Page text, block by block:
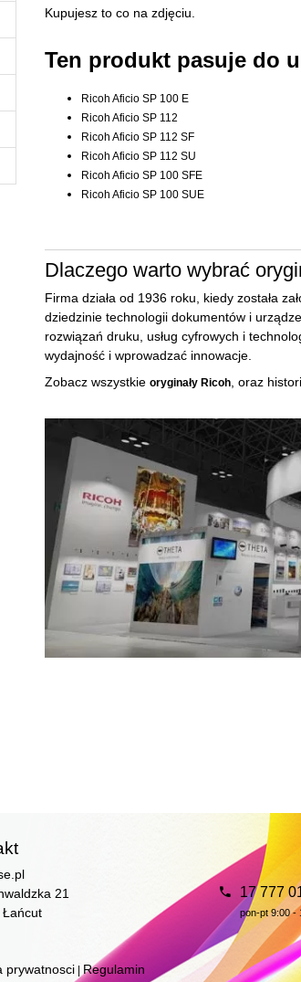
Kupujesz to co na zdjęciu.
Ten produkt pasuje do
Ricoh Aficio SP 100 E
Ricoh Aficio SP 112
Ricoh Aficio SP 112 SF
Ricoh Aficio SP 112 SU
Ricoh Aficio SP 100 SFE
Ricoh Aficio SP 100 SUE
Dlaczego warto wybrać
Firma działa od 1936 roku, kiedy została
dziedzinie technologii dokumentów i
rozwiązań druku, usług cyfrowych i
wydajność i wprowadzać innowacje.
Zobacz wszystkie oryginały Ricoh, oraz
21
prywatnosci Regulamin
17 777
pon-pt 9:00 -